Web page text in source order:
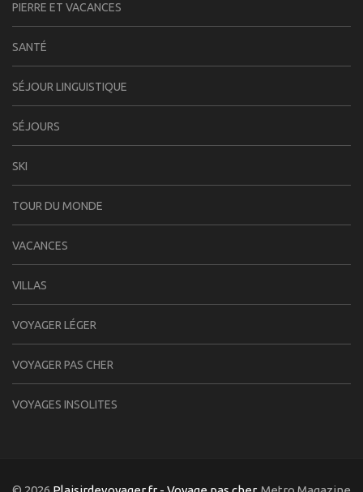
PIERRE ET VACANCES
SANTÉ
SÉJOUR LINGUISTIQUE
SÉJOURS
SKI
TOUR DU MONDE
VACANCES
VILLAS
VOYAGER LÉGER
VOYAGER PAS CHER
VOYAGES INSOLITES